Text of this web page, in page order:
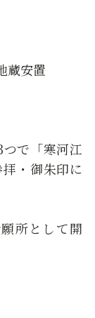
蔵安置
で「寒河江
・御朱印に
所として開